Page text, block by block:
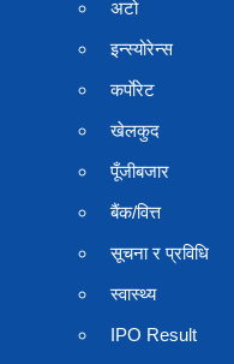
अटो
इन्स्योरेन्स
कर्पाेरेट
खेलकुद
पूँजीबजार
बैंक/वित्त
सूचना र प्रविधि
स्वास्थ्य
IPO Result